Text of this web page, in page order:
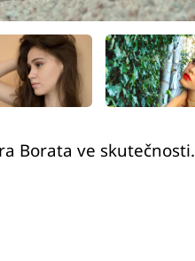
Borata ve skutečnosti.